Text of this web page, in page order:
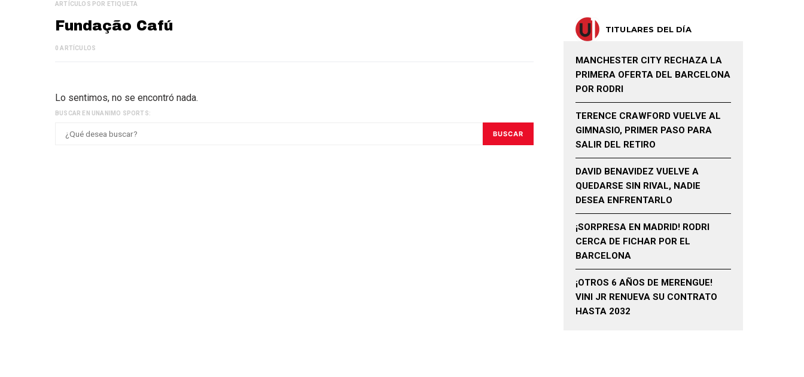
ARTÍCULOS POR ETIQUETA
Fundação Cafú
0 ARTÍCULOS
Lo sentimos, no se encontró nada.
BUSCAR EN UNANIMO SPORTS:
BUSCAR
TITULARES DEL DÍA
MANCHESTER CITY RECHAZA LA
PRIMERA OFERTA DEL BARCELONA
POR RODRI
TERENCE CRAWFORD VUELVE AL
GIMNASIO, PRIMER PASO PARA
SALIR DEL RETIRO
DAVID BENAVIDEZ VUELVE A
QUEDARSE SIN RIVAL, NADIE
DESEA ENFRENTARLO
¡SORPRESA EN MADRID! RODRI
CERCA DE FICHAR POR EL
BARCELONA
¡OTROS 6 AÑOS DE MERENGUE!
VINI JR RENUEVA SU CONTRATO
HASTA 2032